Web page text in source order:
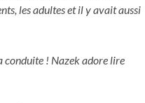
les adultes et il y avait aussi
conduite ! Nazek adore lire